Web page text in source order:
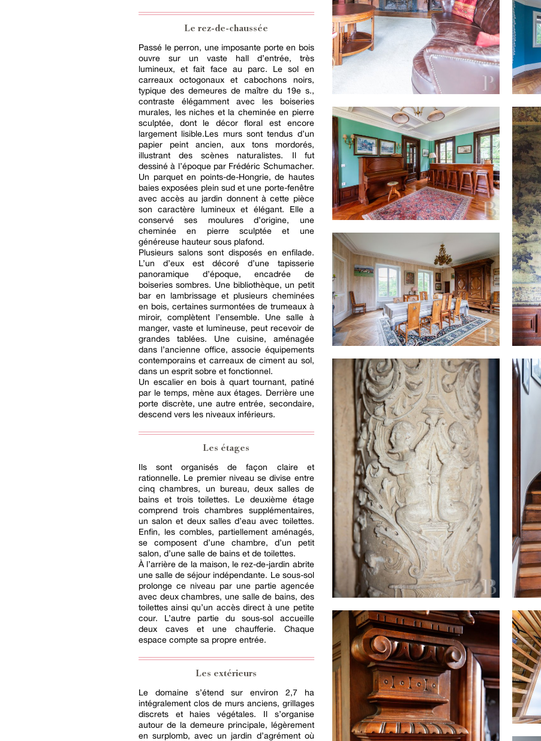
Le rez-de-chaussée
Passé le perron, une imposante porte en bois
ouvre sur un vaste hall d’entrée, très
lumineux, et fait face au parc. Le sol en
carreaux octogonaux et cabochons noirs,
typique des demeures de maître du 19e s.,
contraste élégamment avec les boiseries
murales, les niches et la cheminée en pierre
sculptée, dont le décor floral est encore
largement lisible.Les murs sont tendus d’un
papier peint ancien, aux tons mordorés,
illustrant des scènes naturalistes. Il fut
dessiné à l’époque par Frédéric Schumacher.
Un parquet en points-de-Hongrie, de hautes
baies exposées plein sud et une porte-fenêtre
avec accès au jardin donnent à cette pièce
son caractère lumineux et élégant. Elle a
conservé ses moulures d’origine, une
cheminée en pierre sculptée et une
généreuse hauteur sous plafond.
Plusieurs salons sont disposés en enfilade.
L’un d’eux est décoré d’une tapisserie
panoramique d’époque, encadrée de
boiseries sombres. Une bibliothèque, un petit
bar en lambrissage et plusieurs cheminées
en bois, certaines surmontées de trumeaux à
miroir, complètent l’ensemble. Une salle à
manger, vaste et lumineuse, peut recevoir de
grandes tablées. Une cuisine, aménagée
dans l’ancienne office, associe équipements
contemporains et carreaux de ciment au sol,
dans un esprit sobre et fonctionnel.
Un escalier en bois à quart tournant, patiné
par le temps, mène aux étages. Derrière une
porte discrète, une autre entrée, secondaire,
descend vers les niveaux inférieurs.
Les étages
Ils sont organisés de façon claire et
rationnelle. Le premier niveau se divise entre
cinq chambres, un bureau, deux salles de
bains et trois toilettes. Le deuxième étage
comprend trois chambres supplémentaires,
un salon et deux salles d’eau avec toilettes.
Enfin, les combles, partiellement aménagés,
se composent d’une chambre, d’un petit
salon, d’une salle de bains et de toilettes.
À l’arrière de la maison, le rez-de-jardin abrite
une salle de séjour indépendante. Le sous-sol
prolonge ce niveau par une partie agencée
avec deux chambres, une salle de bains, des
toilettes ainsi qu’un accès direct à une petite
cour. L’autre partie du sous-sol accueille
deux caves et une chaufferie. Chaque
espace compte sa propre entrée.
Les extérieurs
Le domaine s’étend sur environ 2,7 ha
intégralement clos de murs anciens, grillages
discrets et haies végétales. Il s’organise
autour de la demeure principale, légèrement
en surplomb, avec un jardin d’agrément où